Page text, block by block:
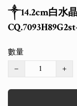
༒14.2cm白水
數量
−
+